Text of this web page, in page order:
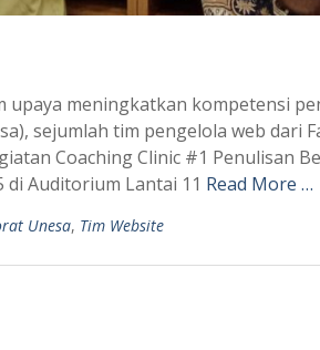
upaya meningkatkan kompetensi
sejumlah tim pengelola web dari
Coaching Clinic #1 Penulisan
di Auditorium Lantai 11 Read More …
Unesa, Tim Website